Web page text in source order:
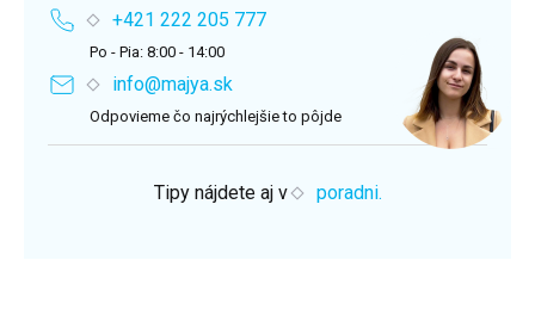
+421 222 205 777
Po - Pia: 8:00 - 14:00
info@majya.sk
Odpovieme čo najrýchlejšie to pôjde
Tipy nájdete aj v poradni.